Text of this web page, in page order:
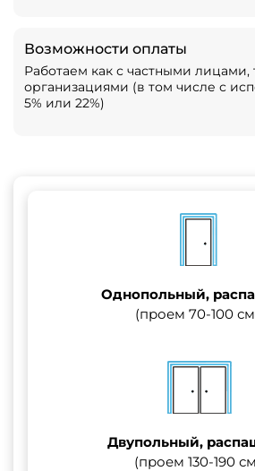
Возможности оплаты
Работаем как с частными лицами,
организациями (в том числе с
5% или 22%)
Однопольный,
(проем 70-100
Двупольный,
(проем 130-190